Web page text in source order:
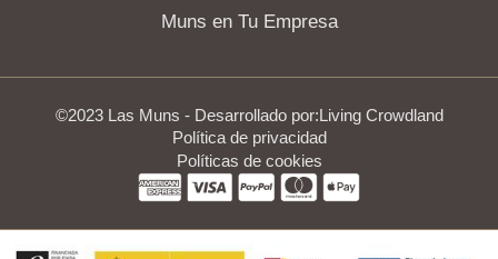
Muns en Tu Empresa
©2023 Las Muns - Desarrollado por:Living Crowdland
Política de privacidad
Políticas de cookies